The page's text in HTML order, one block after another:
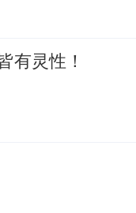
有灵性！